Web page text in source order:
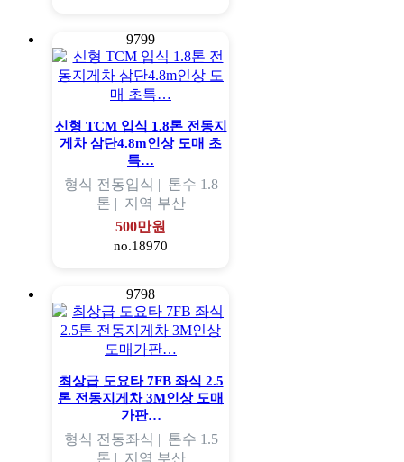
9799
신형 TCM 입식 1.8톤 전동지
게차 삼단4.8m인상 도매 초
특…
형식 전동입식 | 톤수 1.8
톤 | 지역 부산
500만원
no.18970
9798
최상급 도요타 7FB 좌식 2.5
톤 전동지게차 3M인상 도매
가판…
형식 전동좌식 | 톤수 1.5
톤 | 지역 부산